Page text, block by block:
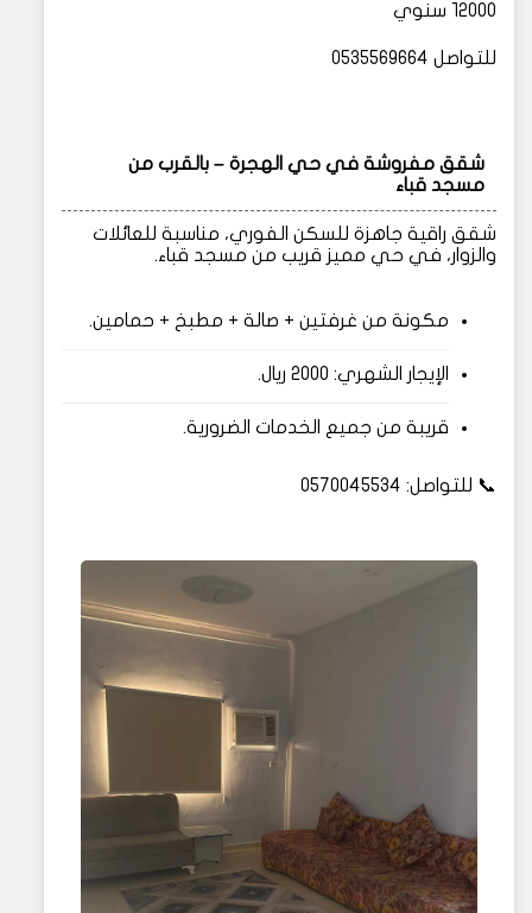
١٢٠٠٠ سنوي
للتواصل 0535569664
شقق مفروشة في حي الهجرة – بالقرب من
مسجد قباء
شقق راقية جاهزة للسكن الفوري، مناسبة للعائلات
والزوار، في حي مميز قريب من مسجد قباء.
مكونة من غرفتين + صالة + مطبخ + حمامين.
الإيجار الشهري: 2000 ريال.
قريبة من جميع الخدمات الضرورية.
📞 للتواصل: 0570045534